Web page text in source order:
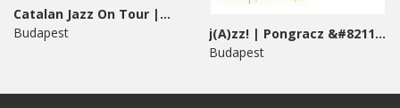
Catalan Jazz On Tour |...
Budapest
j(A)zz! | Pongracz &#8211;...
Budapest